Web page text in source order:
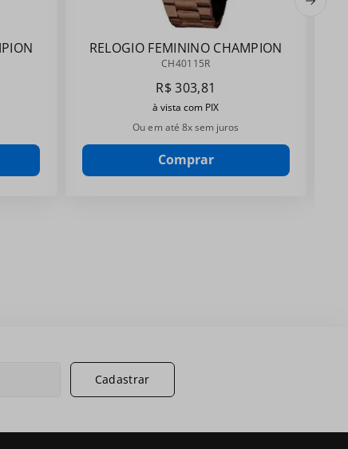
RELOGIO FEMININO CHAMPION
CH40115R
CH40115R
R$ 303,81
à vista com PIX
Ou em até 8x sem juros
Comprar
Cadastrar